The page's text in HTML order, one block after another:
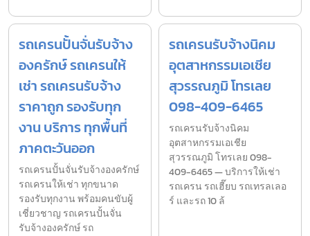
รถเครนปั้นจั่นรับจ้าง
องครักษ์ รถเครนให้
เช่า รถเครนรับจ้าง
ราคาถูก รองรับทุก
งาน บริการ ทุกพื้นที่
ภาคตะวันออก
รถเครนปั้นจั่นรับจ้างองครักษ์
รถเครนให้เช่า ทุกขนาด
รองรับทุกงาน พร้อมคนขับผู้
เชี่ยวชาญ รถเครนปั้นจั่น
รับจ้างองครักษ์ รถ
รถเครนรับจ้างนิคม
อุตสาหกรรมเอเชีย
สุวรรณภูมิ โทรเลย
098-409-6465
รถเครนรับจ้างนิคม
อุตสาหกรรมเอเชีย
สุวรรณภูมิ โทรเลย 098-
409-6465 — บริการให้เช่า
รถเครน รถเฮี๊ยบ รถเทรลเลอ
ร์ และรถ 10 ล้